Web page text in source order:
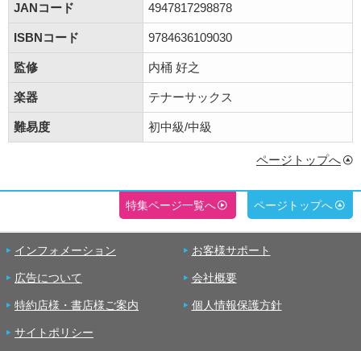
JANコード 4947817298878
ISBNコード 9784636109030
監修 内桶 好之
楽器 テナーサックス
難易度 初中級/中級
ページトップへ
特集ページ一覧へ ページトップへ
インフォメーション お客様サポート
広告について 会社概要
特約店様・書店様ご案内 個人情報保護方針
サイトポリシー